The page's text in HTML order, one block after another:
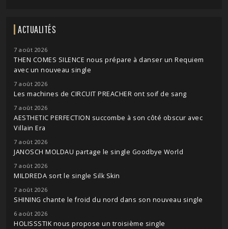
ACTUALITÉS
7 août 2026
THEN COMES SILENCE nous prépare à danser un Requiem
avec un nouveau single
7 août 2026
Les machines de CIRCUIT PREACHER ont soif de sang
7 août 2026
AESTHETIC PERFECTION succombe à son côté obscur avec
Villain Era
7 août 2026
JANOSCH MOLDAU partage le single Goodbye World
7 août 2026
MILDREDA sort le single Silk Skin
7 août 2026
SHINING chante le froid du nord dans son nouveau single
6 août 2026
HOLISSSTIK nous propose un troisième single